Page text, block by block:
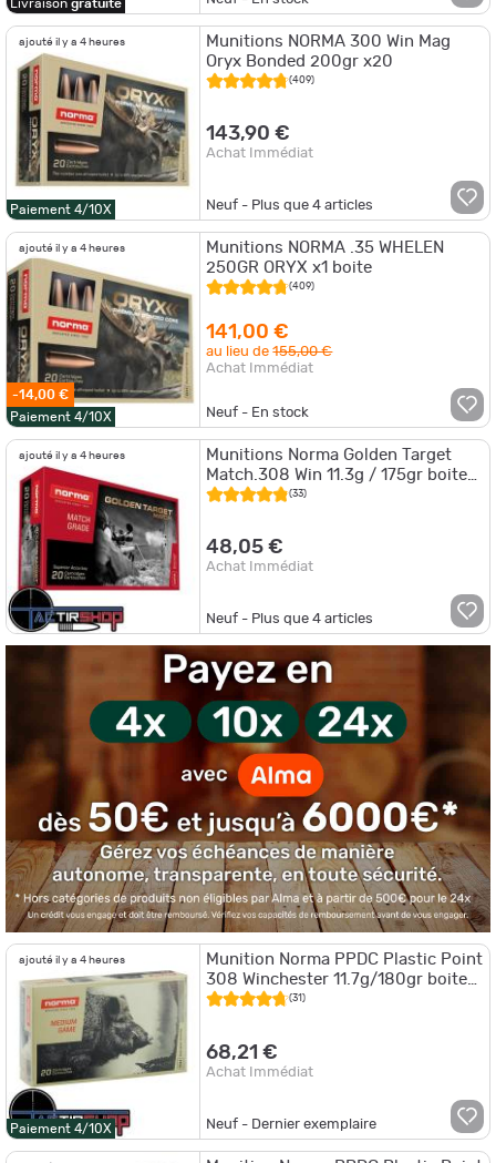
Livraison gratuite
ajouté il y a 4 heures
Paiement 4/10X
Munitions NORMA 300 Win Mag
Oryx Bonded 200gr x20
(409)
143,90 €
Achat Immédiat
Neuf - Plus que4 articles
ajouté il y a 4 heures
-14,00 €
Paiement 4/10X
Munitions NORMA .35 WHELEN
250GR ORYX x1 boite
(409)
141,00 €
au lieu de155,00 €
Achat Immédiat
Neuf - En stock
ajouté il y a 4 heures
Munitions Norma Golden Target
Match.308 Win 11.3g / 175gr boite
de 20
(33)
48,05 €
Achat Immédiat
Neuf - Plus que4 articles
ajouté il y a 4 heures
Paiement 4/10X
Munition Norma PPDC Plastic Point
308 Winchester 11.7g/180gr boite
de 20
(31)
68,21 €
Achat Immédiat
Neuf - Dernier exemplaire